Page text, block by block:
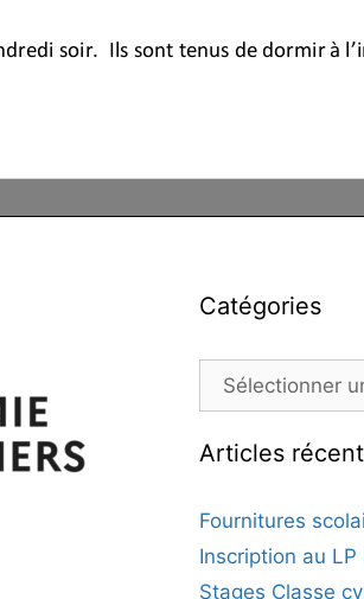
Catégories
Catégories
Articles
Fournitures
Inscription au
Stages Classe